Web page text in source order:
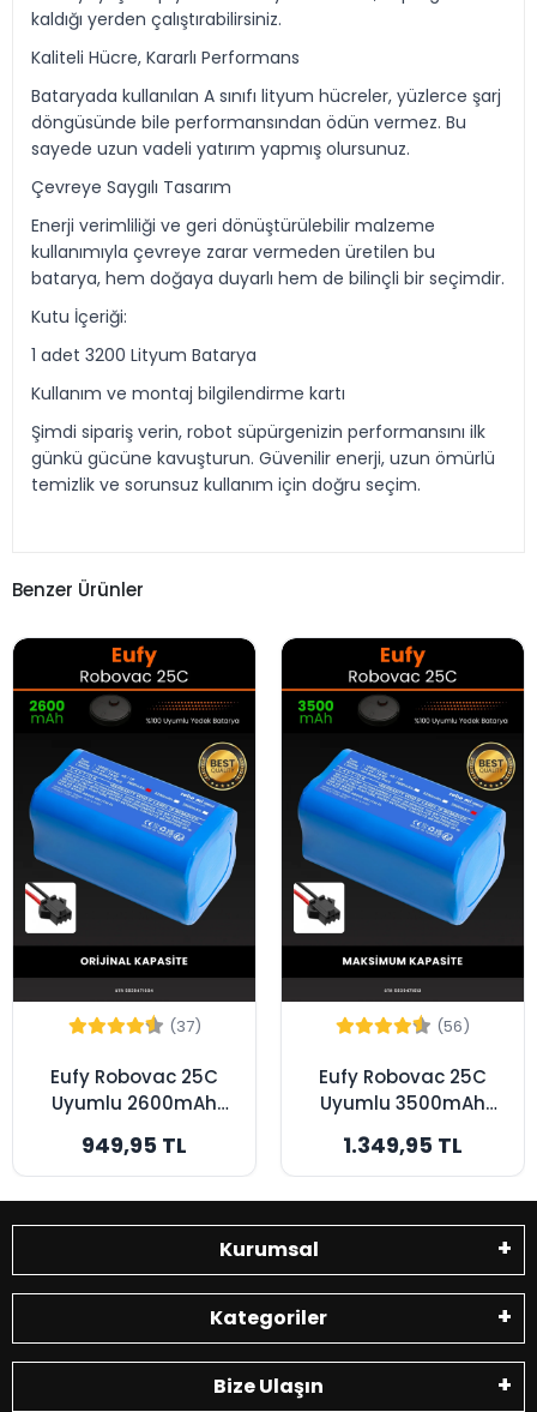
kaldığı yerden çalıştırabilirsiniz.
Kaliteli Hücre, Kararlı Performans
Bataryada kullanılan A sınıfı lityum hücreler, yüzlerce şarj
döngüsünde bile performansından ödün vermez. Bu
sayede uzun vadeli yatırım yapmış olursunuz.
Çevreye Saygılı Tasarım
Enerji verimliliği ve geri dönüştürülebilir malzeme
kullanımıyla çevreye zarar vermeden üretilen bu
batarya, hem doğaya duyarlı hem de bilinçli bir seçimdir.
Kutu İçeriği:
1 adet 3200 Lityum Batarya
Kullanım ve montaj bilgilendirme kartı
Şimdi sipariş verin, robot süpürgenizin performansını ilk
günkü gücüne kavuşturun. Güvenilir enerji, uzun ömürlü
temizlik ve sorunsuz kullanım için doğru seçim.
Benzer Ürünler
(37)
Eufy Robovac 25C
Uyumlu 2600mAh
Bataryası - Orijinal
Kapasite
949,95 TL
(56)
Eufy Robovac 25C
Uyumlu 3500mAh
Bataryası -
Maksimum Kapasite
1.349,95 TL
Kurumsal
Kategoriler
Bize Ulaşın